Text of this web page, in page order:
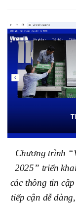
Chương trình
2025” triển
các thông tin
tiếp cận dễ